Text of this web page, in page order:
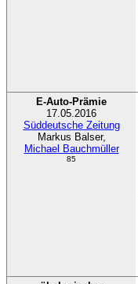
E-Auto-Prämie
17.05.2016
Süddeutsche Zeitung
Markus Balser,
Michael Bauchmüller
85